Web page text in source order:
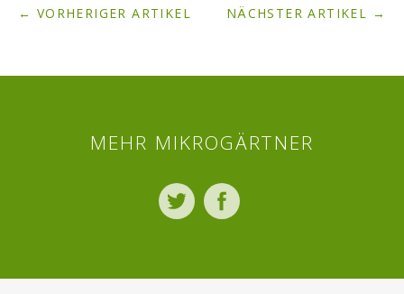
NÄCHSTER ARTIKEL →
← VORHERIGER ARTIKEL
MEHR MIKROGÄRTNER
Twitter